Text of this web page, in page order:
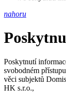
nahoru
Poskytnutí
svobodném
věci subjektů
HK s.r.o.,